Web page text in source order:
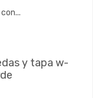
y tapa w-